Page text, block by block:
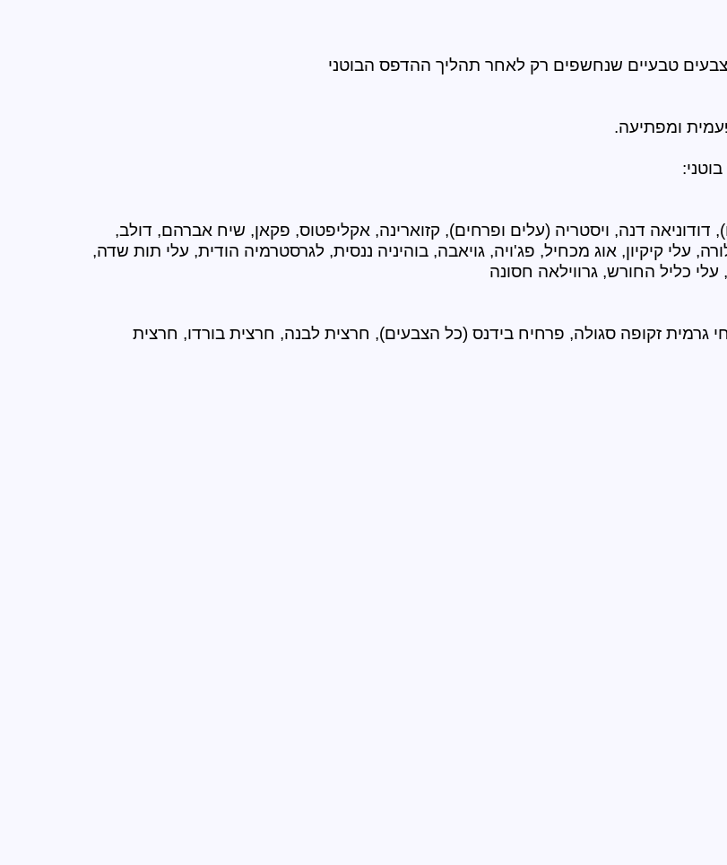
צבעים טבעיים שנחשפים רק לאחר תהליך ההדפס הבוטני
ומפתיעה.
עלי כליל החורש, גרווילאה חסונה